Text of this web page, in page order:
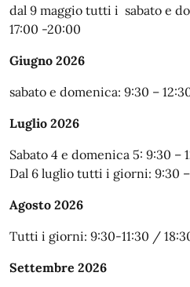
dal 9 maggio tutti i sabato e
17:00 -20:00
Giugno 2026
sabato e domenica: 9:30 –
Luglio 2026
Sabato 4 e domenica 5: 9:30 –
Dal 6 luglio tutti i giorni: 9:30 –
Agosto 2026
Tutti i giorni: 9:30-11:30 /
Settembre 2026